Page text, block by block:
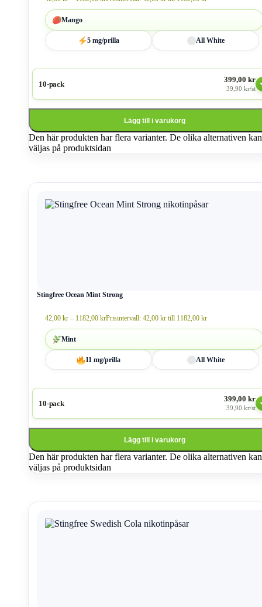
Mango
5 mg/prilla All White
10-pack 399,00 kr
39,90 kr/st
Lägg till i varukorg
Den här produkten har flera varianter. De olika alternativen kan
väljas på produktsidan
Stingfree Ocean Mint Strong
42,00 kr – 1182,00 krPrisintervall: 42,00 kr till 1182,00 kr
Mint
11 mg/prilla All White
10-pack 399,00 kr
39,90 kr/st
Lägg till i varukorg
Den här produkten har flera varianter. De olika alternativen kan
väljas på produktsidan